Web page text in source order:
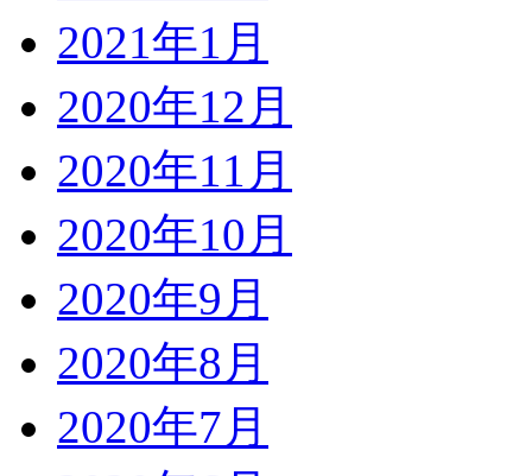
2021年1月
2020年12月
2020年11月
2020年10月
2020年9月
2020年8月
2020年7月